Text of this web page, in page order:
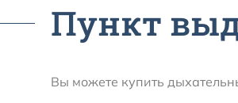
Пункт
Вы можете купить